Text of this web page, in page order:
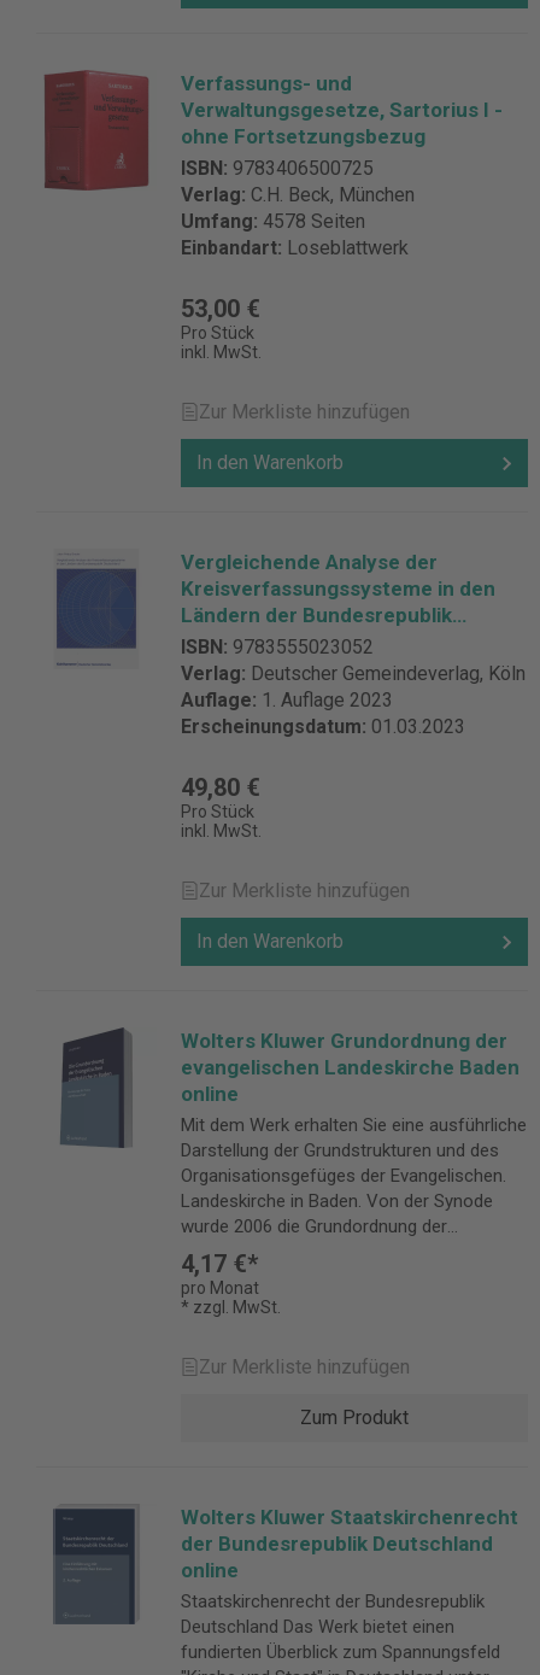
Verfassungs- und
Verwaltungsgesetze, Sartorius I -
ohne Fortsetzungsbezug
ISBN: 9783406500725
Verlag: C.H. Beck, München
Umfang: 4578 Seiten
Einbandart: Loseblattwerk
53,00 €
Pro Stück
inkl. MwSt.
Zur Merkliste hinzufügen
In den Warenkorb
Vergleichende Analyse der
Kreisverfassungssysteme in den
Ländern der Bundesrepublik
Deutschland
ISBN: 9783555023052
Verlag: Deutscher Gemeindeverlag, Köln
Auflage: 1. Auflage 2023
Erscheinungsdatum: 01.03.2023
49,80 €
Pro Stück
inkl. MwSt.
Zur Merkliste hinzufügen
In den Warenkorb
Wolters Kluwer Grundordnung der
evangelischen Landeskirche Baden
online
Mit dem Werk erhalten Sie eine ausführliche
Darstellung der Grundstrukturen und des
Organisationsgefüges der Evangelischen.
Landeskirche in Baden. Von der Synode
wurde 2006 die Grundordnung der
Evangelischen Landeskirche beschlossen.
Diese ist zum 1. Januar 2008 in Kraft
getreten. Schwerpunkt des Kommentars ist
Grundstrukturen und des
Organisationsgefüges der Evangelischen
Gremien auf Gemeindeebene über den
Landessynode und dem Oberkirchenrat.
Darüber hinaus dient das Buch auch der
Prüfungsvorbereitung von
Student(en)/innen der Fachrichtung
Theologie und Rechtswissenschaft.
Inhaltlicher Aufbau: Text der Grundordnung
Einführung Kommentierung des Vorspruchs
4,17 €*
pro Monat
* zzgl. MwSt.
Zur Merkliste hinzufügen
Zum Produkt
Wolters Kluwer Staatskirchenrecht
der Bundesrepublik Deutschland
online
Staatskirchenrecht der Bundesrepublik
Deutschland Das Werk bietet einen
fundierten Überblick zum Spannungsfeld